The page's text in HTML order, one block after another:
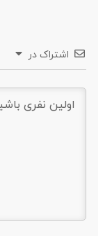
اشتراک در